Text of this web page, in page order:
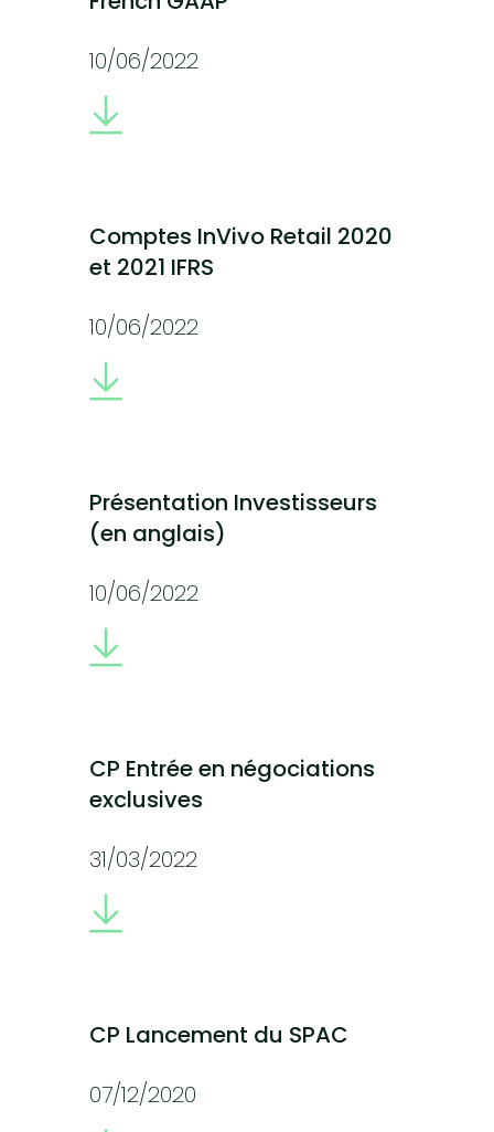
10/06/2022
Comptes InVivo Retail 2020
et 2021 IFRS
10/06/2022
Présentation Investisseurs
(en anglais)
10/06/2022
CP Entrée en négociations
exclusives
31/03/2022
CP Lancement du SPAC
07/12/2020